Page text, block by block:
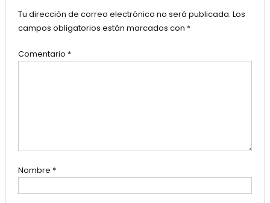
Tu dirección de correo electrónico no será publicada. Los
campos obligatorios están marcados con *
Comentario *
Nombre *